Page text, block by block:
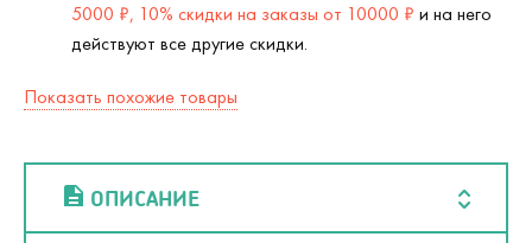
5000 ₽, 10% скидки на заказы от 10000 ₽ и на него
действуют все другие скидки.
Показать похожие товары
ОПИСАНИЕ